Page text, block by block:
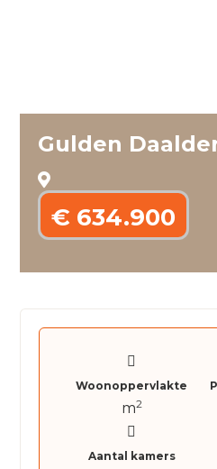
Gulden
€ 634.900
Woonoppervlakte
m2
Aantal kamers